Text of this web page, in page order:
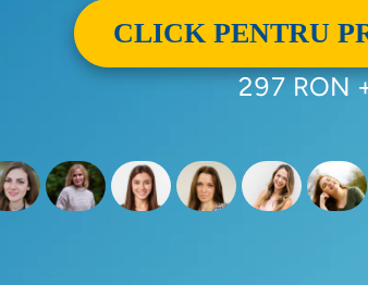
CLICK PENTRU
297 RON